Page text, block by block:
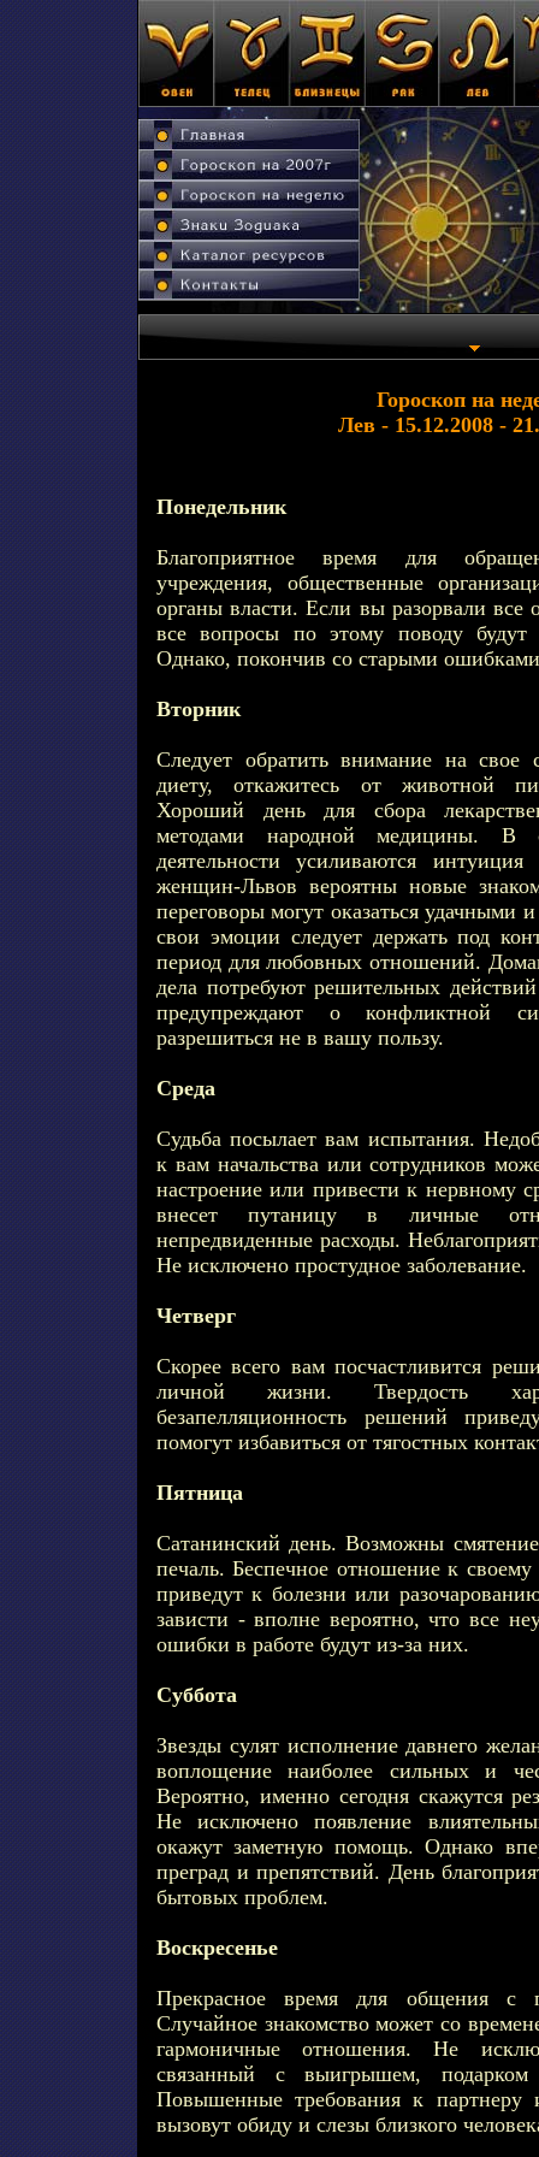
Гороскоп на
Лев - 15.12.2008 -
Понедельник
Благоприятное время для
учреждения, общественные
органы власти. Если вы разорвали все
все вопросы по этому поводу будут
Однако, покончив со старыми
Вторник
Следует обратить внимание на свое
диету, откажитесь от животной
Хороший день для сбора
методами народной медицины. В
деятельности усиливаются
женщин-Львов вероятны новые
переговоры могут оказаться удачными
свои эмоции следует держать под
период для любовных отношений.
дела потребуют решительных
предупреждают о конфликтной
разрешиться не в вашу пользу.
Среда
Судьба посылает вам испытания.
к вам начальства или сотрудников
настроение или привести к нервному
внесет путаницу в личные
непредвиденные расходы.
Не исключено простудное заболевание.
Четверг
Скорее всего вам посчастливится
личной жизни. Твердость
безапелляционность решений
помогут избавиться от тягостных
Пятница
Сатанинский день. Возможны
печаль. Беспечное отношение к
приведут к болезни или
зависти - вполне вероятно, что все
ошибки в работе будут из-за них.
Суббота
Звезды сулят исполнение давнего
воплощение наиболее сильных и
Вероятно, именно сегодня скажутся
Не исключено появление
окажут заметную помощь. Однако
преград и препятствий. День
бытовых проблем.
Воскресенье
Прекрасное время для общения с
Случайное знакомство может со
гармоничные отношения. Не
связанный с выигрышем,
Повышенные требования к партнеру
вызовут обиду и слезы близкого